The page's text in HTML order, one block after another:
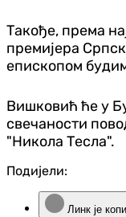
Такође, према
премијера
епископом
Вишковић ће у
свечаности
"Никола Тесла".
Подијели:
Линк је